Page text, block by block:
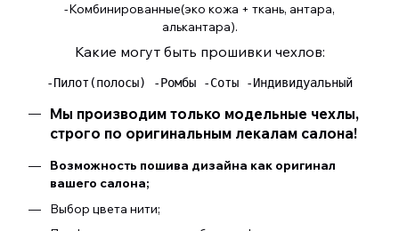
-Комбинированные(эко кожа + ткань, антара,
алькантара).
Какие могут быть прошивки чехлов:
-Пилот(полосы) -Ромбы -Соты -Индивидуальный
Мы производим только модельные чехлы,
строго по оригинальным лекалам салона!
Возможность пошива дизайна как оригинал
вашего салона;
Выбор цвета нити;